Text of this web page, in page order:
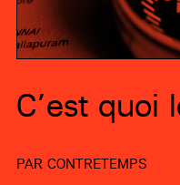
C’est quoi
PARCONTRETEMPS